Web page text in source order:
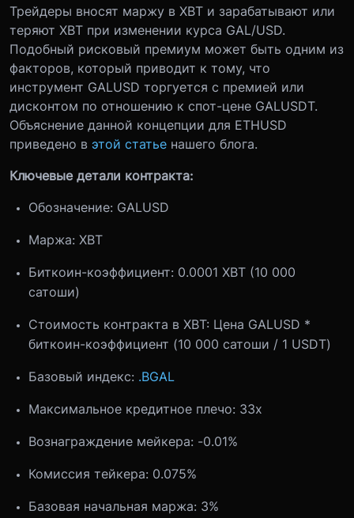
Трейдеры вносят маржу в XBT и зарабатывают или
теряют XBT при изменении курса GAL/USD.
Подобный рисковый премиум может быть одним из
факторов, который приводит к тому, что
инструмент GALUSD торгуется с премией или
дисконтом по отношению к спот-цене GALUSDT.
Объяснение данной концепции для ETHUSD
приведено в этой статье нашего блога.
Ключевые детали контракта:
Обозначение: GALUSD
Маржа: XBT
Биткоин-коэффициент: 0.0001 XBT (10 000
сатоши)
Стоимость контракта в XBT: Цена GALUSD *
биткоин-коэффициент (10 000 сатоши / 1 USDT)
Базовый индекс: .BGAL
Максимальное кредитное плечо: 33x
Вознаграждение мейкера: -0.01%
Комиссия тейкера: 0.075%
Базовая начальная маржа: 3%